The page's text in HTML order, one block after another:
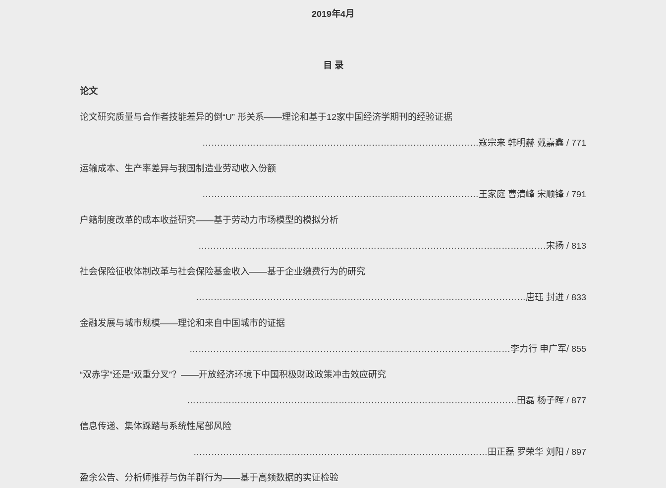
2019年4月
目 录
论文
论文研究质量与合作者技能差异的倒“U” 形关系——理论和基于12家中国经济学期刊的经验证据
…………………………………………………………………………………寇宗来 韩明赫 戴嘉鑫 / 771
运输成本、生产率差异与我国制造业劳动收入份额
…………………………………………………………………………………王家庭 曹清峰 宋顺锋 / 791
户籍制度改革的成本收益研究——基于劳动力市场模型的模拟分析
………………………………………………………………………………………………………宋扬 / 813
社会保险征收体制改革与社会保险基金收入——基于企业缴费行为的研究
…………………………………………………………………………………………………唐珏 封进 / 833
金融发展与城市规模——理论和来自中国城市的证据
………………………………………………………………………………………………李力行 申广军/ 855
“双赤字”还是“双重分叉”？——开放经济环境下中国积极财政政策冲击效应研究
………………………………………………………………………………………………… 田磊 杨子晖 / 877
信息传递、集体踩踏与系统性尾部风险
……………………………………………………………………………………… 田正磊 罗荣华 刘阳 / 897
盈余公告、分析师推荐与伪羊群行为——基于高频数据的实证检验